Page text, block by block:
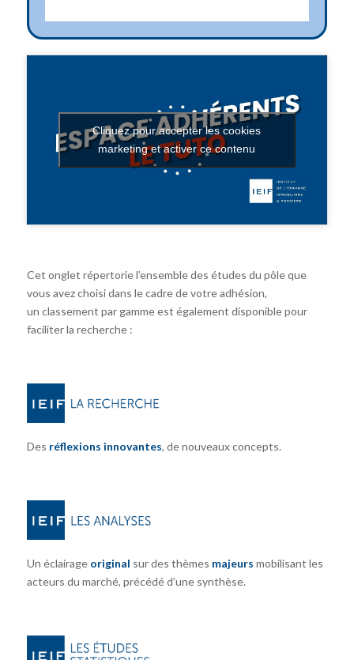
Cliquez pour accepter les cookies
marketing et activer ce contenu
Cet onglet répertorie l’ensemble des études du pôle que
vous avez choisi dans le cadre de votre adhésion,
un classement par gamme est également disponible pour
faciliter la recherche :
Des réflexions innovantes, de nouveaux concepts.
Un éclairage original sur des thèmes majeurs mobilisant les
acteurs du marché, précédé d’une synthèse.